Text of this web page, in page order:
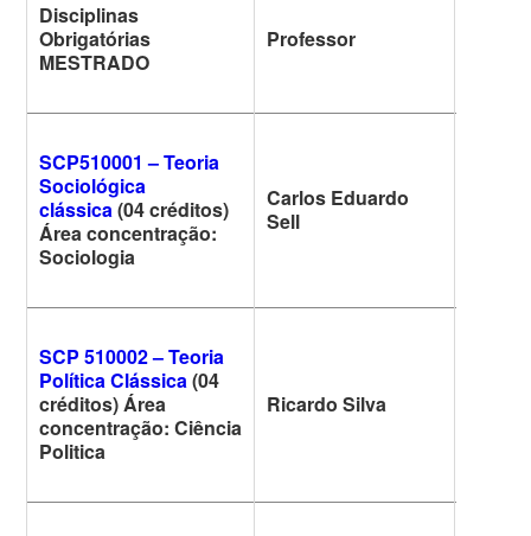
Disciplinas
Obrigatórias
MESTRADO
Professor
SCP510001 – Teoria
Sociológica
clássica(04 créditos)
Área concentração:
Sociologia
Carlos Eduardo
Sell
SCP 510002 – Teoria
Política Clássica(04
créditos) Área
concentração: Ciência
Politica
Ricardo Silva